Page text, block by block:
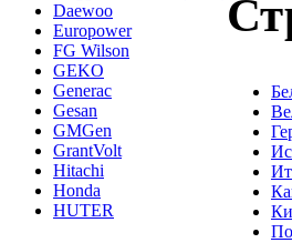
Daewoo
Europower
FG Wilson
GEKO
Generac
Gesan
GMGen
GrantVolt
Hitachi
Honda
HUTER